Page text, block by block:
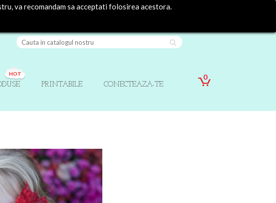
va recomandam sa acceptati folosirea acestora.
Contact
0
HOT
PRINTABILE CONECTEAZA-TE